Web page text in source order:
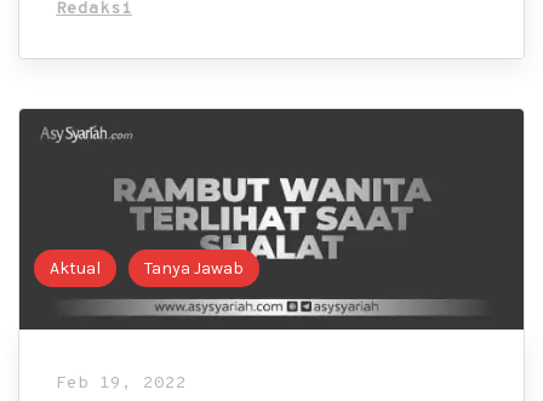
Redaksi
Aktual Tanya Jawab
Feb 19, 2022